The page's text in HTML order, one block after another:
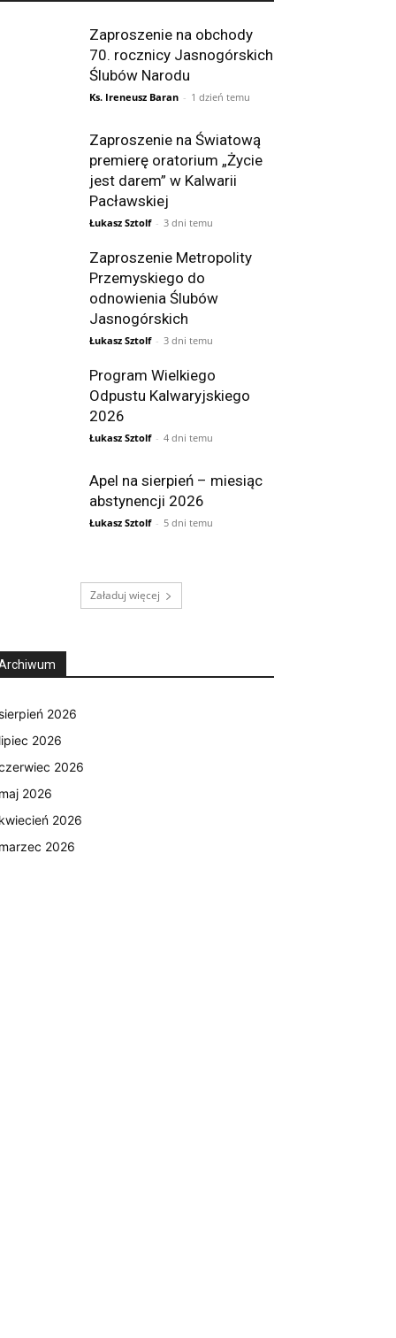
Zaproszenie na obchody
70. rocznicy Jasnogórskich
Ślubów Narodu
Ks. Ireneusz Baran - 1 dzień temu
Zaproszenie na Światową
premierę oratorium „Życie
jest darem” w Kalwarii
Pacławskiej
Łukasz Sztolf - 3 dni temu
Zaproszenie Metropolity
Przemyskiego do
odnowienia Ślubów
Jasnogórskich
Łukasz Sztolf - 3 dni temu
Program Wielkiego
Odpustu Kalwaryjskiego
2026
Łukasz Sztolf - 4 dni temu
Apel na sierpień – miesiąc
abstynencji 2026
Łukasz Sztolf - 5 dni temu
Załaduj więcej
sierpień 2026
lipiec 2026
2026
maj 2026
kwiecień 2026
marzec 2026